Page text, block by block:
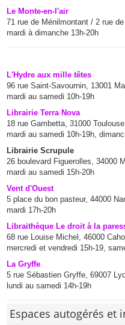
Le Monte-en-l'air
71 rue de Ménilmontant / 2 rue
mardi à dimanche 13h-20h
L'Hydre aux mille têtes
96 rue Saint-Savournin, 13001
mardi au samedi 10h-19h
Librairie Terra Nova
18 rue Gambetta, 31000 Toulouse
mardi au samedi 10h-19h,
Librairie Scrupule
26 boulevard Figuerolles, 34000
mardi au samedi 15h-20h
Vent d'Ouest
5 place du bon pasteur, 44000
mardi 17h-20h
Libraithèque Le droit à la
68 rue Louise Michel, 46000
mercredi et vendredi 15h-19,
La Gryffe
5 rue Sébastien Gryffe, 69007
lundi au samedi 14h-19h
Espaces autogérés et